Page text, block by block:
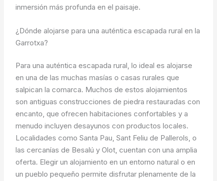
inmersión más profunda en el paisaje.
¿Dónde alojarse para una auténtica escapada rural en la
Garrotxa?
Para una auténtica escapada rural, lo ideal es alojarse
en una de las muchas masías o casas rurales que
salpican la comarca. Muchos de estos alojamientos
son antiguas construcciones de piedra restauradas con
encanto, que ofrecen habitaciones confortables y a
menudo incluyen desayunos con productos locales.
Localidades como Santa Pau, Sant Feliu de Pallerols, o
las cercanías de Besalú y Olot, cuentan con una amplia
oferta. Elegir un alojamiento en un entorno natural o en
un pueblo pequeño permite disfrutar plenamente de la